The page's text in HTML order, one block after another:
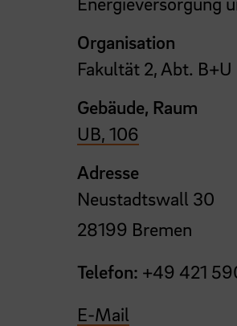
Organisation
Fakultät 2, Abt. B+U
Gebäude, Raum
UB, 106
Adresse
Neustadtswall 30
28199 Bremen
Telefon: +49 421
E-Mail